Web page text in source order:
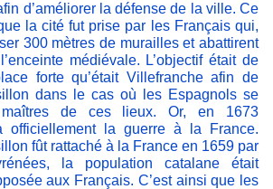
d’améliorer la défense de la ville. Ce
la cité fut prise par les Français qui,
300 mètres de murailles et abattirent
médiévale. L’objectif était de
forte qu’était Villefranche afin de
dans le cas où les Espagnols se
maîtres de ces lieux. Or, en 1673
officiellement la guerre à la France.
fût rattaché à la France en 1659 par
la population catalane était
aux Français. C’est ainsi que les